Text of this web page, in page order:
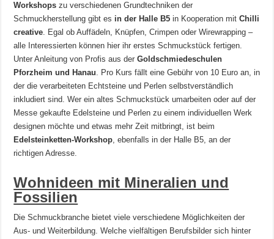
Workshops zu verschiedenen Grundtechniken der
Schmuckherstellung gibt es in der Halle B5 in Kooperation mitChilli
creative. Egal ob Auffädeln, Knüpfen, Crimpen oder Wirewrapping –
alle Interessierten können hier ihr erstes Schmuckstück fertigen.
Unter Anleitung von Profis aus derGoldschmiedeschulen
Pforzheim und Hanau. Pro Kurs fällt eine Gebühr von 10 Euro an, in
der die verarbeiteten Echtsteine und Perlen selbstverständlich
inkludiert sind. Wer ein altes Schmuckstück umarbeiten oder auf der
Messe gekaufte Edelsteine und Perlen zu einem individuellen Werk
designen möchte und etwas mehr Zeit mitbringt, ist beim
Edelsteinketten-Workshop, ebenfalls in der Halle B5, an der
richtigen Adresse.
Wohnideen mit Mineralien und
Fossilien
Die Schmuckbranche bietet viele verschiedene Möglichkeiten der
Aus- und Weiterbildung. Welche vielfältigen Berufsbilder sich hinter